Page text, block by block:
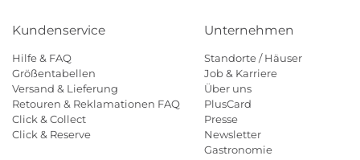
Kundenservice
Hilfe & FAQ
Größentabellen
Versand & Lieferung
Retouren & Reklamationen FAQ
Click & Collect
Click & Reserve
Unternehmen
Standorte / Häuser
Job & Karriere
Über uns
PlusCard
Presse
Newsletter
Gastronomie